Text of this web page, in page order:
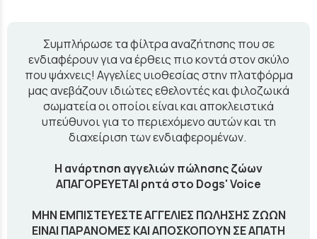
Συμπλήρωσε τα φίλτρα αναζήτησης που σε
ενδιαφέρουν για να έρθεις πιο κοντά στον σκύλο
που ψάχνεις! Αγγελίες υιοθεσίας στην πλατφόρμα
μας ανεβάζουν ιδιώτες εθελοντές και φιλοζωικά
σωματεία οι οποίοι είναι και αποκλειστικά
υπεύθυνοι για το περιεχόμενο αυτών και τη
διαχείριση των ενδιαφερομένων.
Η ανάρτηση αγγελιών πώλησης ζώων
ΑΠΑΓΟΡΕΥΕΤΑΙ ρητά στο Dogs' Voice
ΜΗΝ ΕΜΠΙΣΤΕΥΕΣΤΕ ΑΓΓΕΛΙΕΣ ΠΩΛΗΣΗΣ ΖΩΩΝ
ΕΙΝΑΙ ΠΑΡΑΝΟΜΕΣ ΚΑΙ ΑΠΟΣΚΟΠΟΥΝ ΣΕ ΑΠΑΤΗ